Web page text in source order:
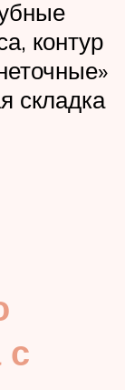
контур
складка